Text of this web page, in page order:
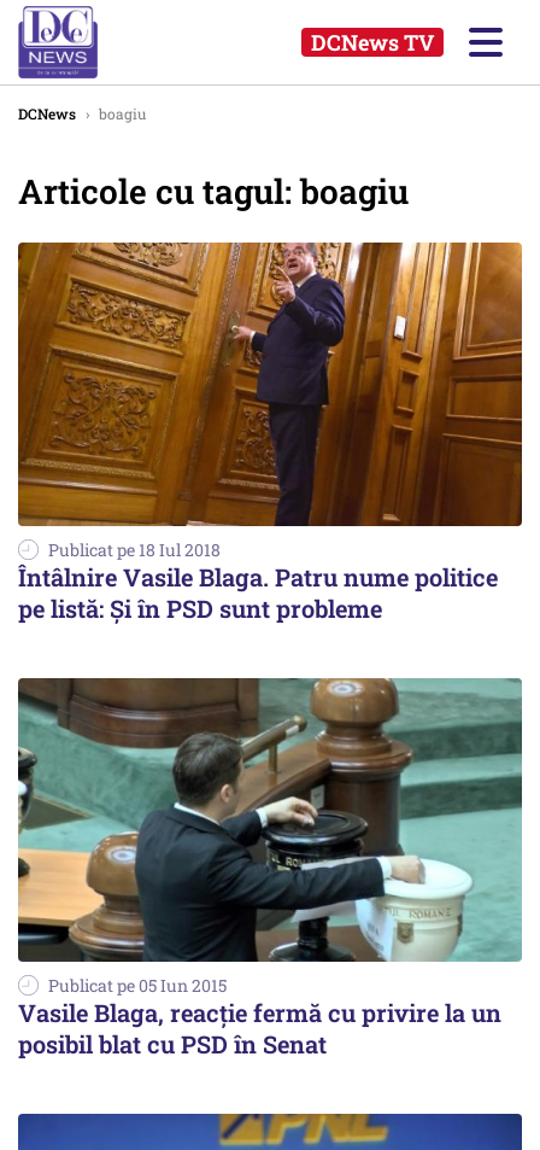
DCNews TV
DCNews › boagiu
Articole cu tagul: boagiu
Publicat pe 18 Iul 2018
Întâlnire Vasile Blaga. Patru nume politice
pe listă: Și în PSD sunt probleme
Publicat pe 05 Iun 2015
Vasile Blaga, reacție fermă cu privire la un
posibil blat cu PSD în Senat